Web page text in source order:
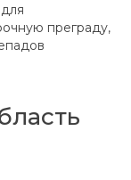
преграду,